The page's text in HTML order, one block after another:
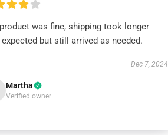
was fine, shipping took longer
but still arrived as needed.
Dec 7, 2024
Martha
Verified owner